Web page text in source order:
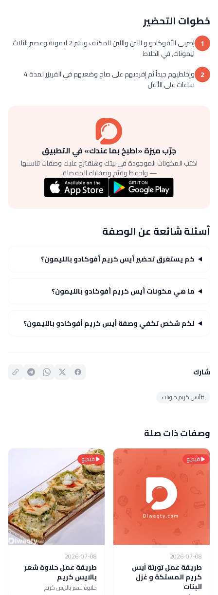
خطوات التحضير
1
إضربى الأفوكادو و اللبن واللبن المكثف وبشر 2 ليمونة وعصير الثلاث
ليمونات, في الخلاط
2
وإخلطيهم جيداً ثم إفرديهم على صاج وضعيهم في الفريزر لمدة 4
ساعات على الأقل
جرّب ميزة «اطبخ بما عندك» في التطبيق
اكتب المكونات الموجودة في بيتك وهنقترح عليك وصفات تناسبها
— واحفظ وقيّم وصفاتك المفضلة.
أسئلة شائعة عن الوصفة
كم يستغرق تحضير أيس كريم أفوكادو بالليمون؟
ما هي مكونات أيس كريم أفوكادو بالليمون؟
لكم شخص تكفي وصفة أيس كريم أفوكادو بالليمون؟
شارك
#آيس كريم حلويات
وصفات ذات صلة
فيديو
2026-07-08
طريقة عمل تورتة آيس
كريم المستكة و غزل
البنات
فيديو
2026-07-08
طريقة عمل حلاوة شعر
بالايس كريم
حلاوة شعر بالايس كريم